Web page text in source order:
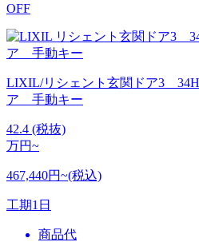
OFF
LIXIL/リシェント玄関ドア3
ア 手動キー
42.4 (税抜)
万円~
467,440円~(税込)
工期1日
商品代